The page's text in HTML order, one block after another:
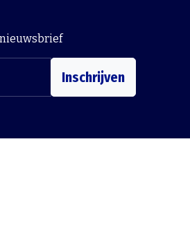
Inschrijven